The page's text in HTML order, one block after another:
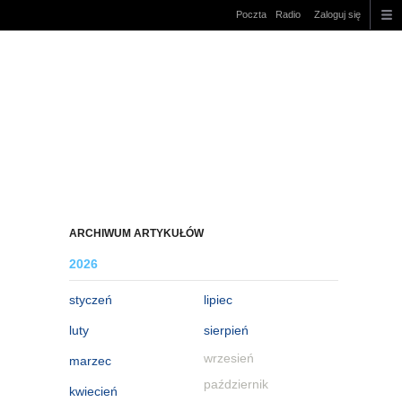
Poczta Radio Zaloguj się
ARCHIWUM ARTYKUŁÓW
2026
styczeń
luty
marzec
kwiecień
lipiec
sierpień
wrzesień
październik